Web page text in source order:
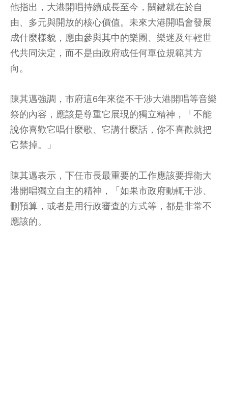
他指出，大港開唱持續成長至今，關鍵就在於自
由、多元與開放的核心價值。未來大港開唱會發展
成什麼樣貌，應由參與其中的樂團、樂迷及年輕世
代共同決定，而不是由政府或任何單位規範其方
向。
陳其邁強調，市府這6年來從不干涉大港開唱等音樂
祭的內容，應該是尊重它展現的獨立精神，「不能
說你喜歡它唱什麼歌、它講什麼話，你不喜歡就把
它禁掉。」
陳其邁表示，下任市長最重要的工作應該要捍衛大
港開唱獨立自主的精神，「如果市政府動輒干涉、
刪預算，或者是用行政審查的方式等，都是非常不
應該的。